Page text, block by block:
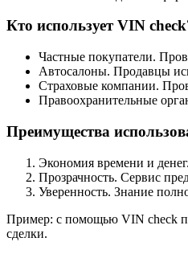
Кто использует VIN
Частные покупатели.
Автосалоны. Продавцы
Страховые компании.
Правоохранительные
Преимущества
Экономия времени и
Прозрачность. Сервис
Уверенность. Знание
Пример: с помощью VIN check
сделки.